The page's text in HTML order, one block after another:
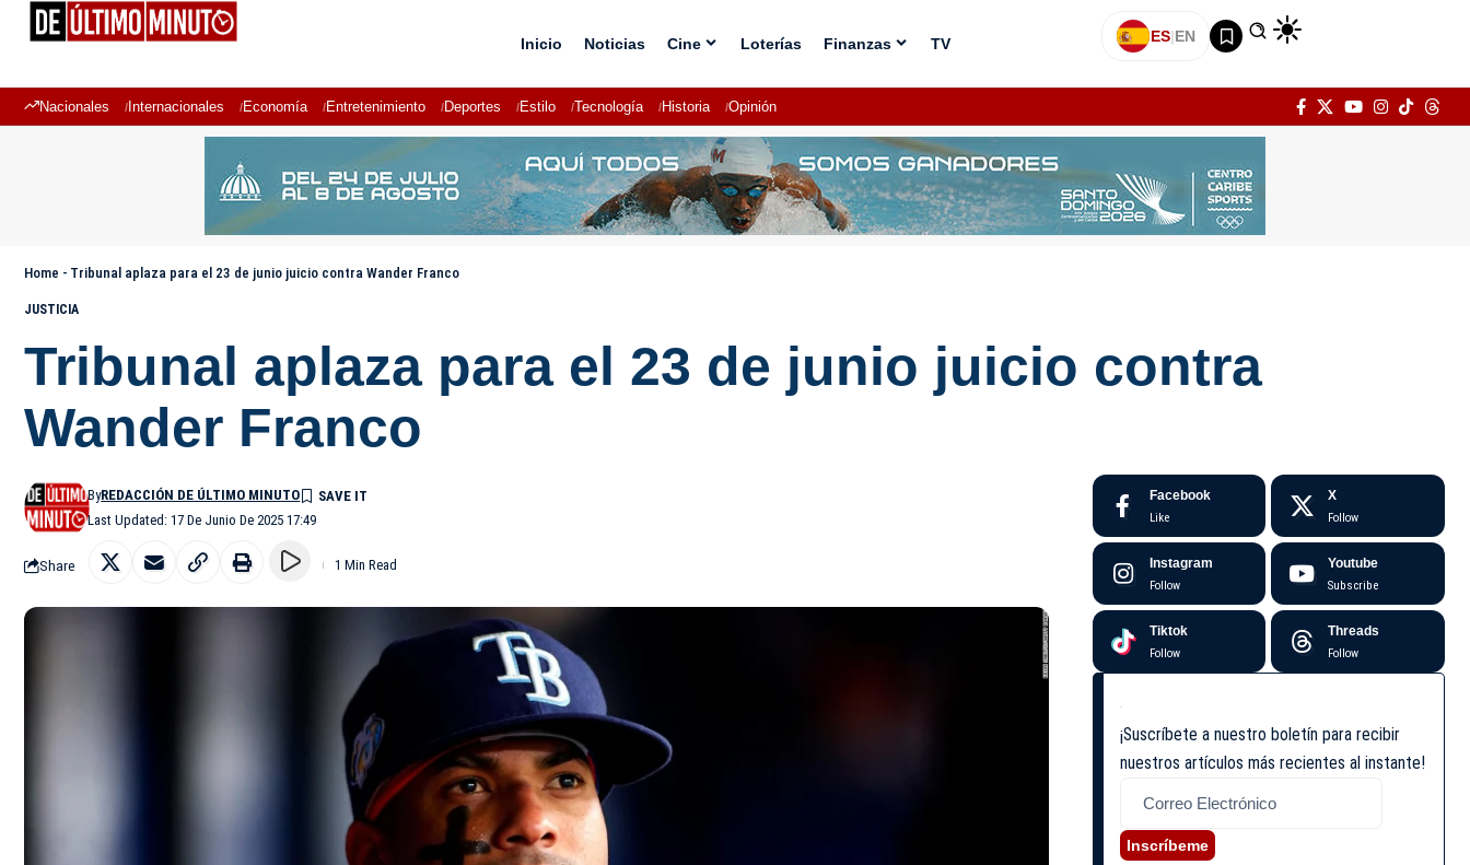
Inicio Noticias Cine Loterías Finanzas TV ES|EN
Nacionales Internacionales Economía Entretenimiento Deportes Estilo Tecnología Historia Opinión
Home - Tribunal aplaza para el 23 de junio juicio contra Wander Franco
JUSTICIA
Tribunal aplaza para el 23 de junio juicio contra
Wander Franco
Last Updated: 17 De Junio De 2025 17:49
ByREDACCIÓN DE ÚLTIMO MINUTO
Share 1 Min Read
Facebook
Like
X
Follow
Instagram
Follow
Youtube
Subscribe
Tiktok
Follow
Threads
Follow
¡Suscríbete a nuestro boletín para recibir
nuestros artículos más recientes al instante!
Inscríbeme